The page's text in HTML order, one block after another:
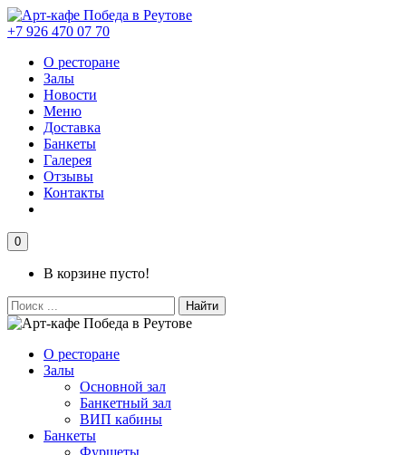
+7 926 470 07 70
О ресторане
Залы
Новости
Меню
Доставка
Банкеты
Галерея
Отзывы
Контакты
0
В корзине пусто!
Найти
О ресторане
Залы
Основной зал
Банкетный зал
ВИП кабины
Банкеты
Фуршеты